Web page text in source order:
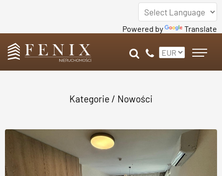
Powered by Translate
Kategorie / Nowości